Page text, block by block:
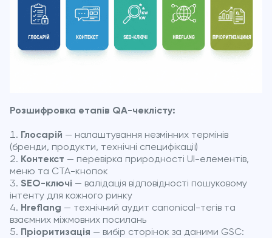
Розшифровка етапів QA-чеклісту:
Глосарій — налаштування незмінних термінів
(бренди, продукти, технічні специфікації)
Контекст — перевірка природності UI-елементів,
меню та CTA-кнопок
SEO-ключі — валідація відповідності пошуковому
інтенту для кожного ринку
Hreflang — технічний аудит canonical-тегів та
взаємних міжмовних посилань
Пріоритизація — вибір сторінок за даними GSC: